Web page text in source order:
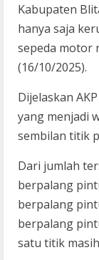
Kabupaten
hanya saja
sepeda motor
(16/10/2025).
Dijelaskan
yang menjadi
sembilan titik
Dari jumlah
berpalang
berpalang
berpalang
satu titik